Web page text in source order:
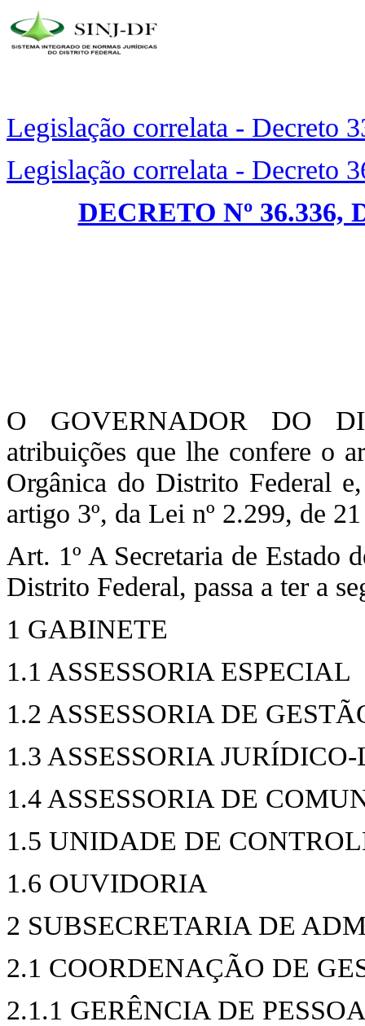
Legislação correlata - Decreto
Legislação correlata - Decreto
DECRETO Nº 36.336,
O GOVERNADOR DO
atribuições que lhe confere o
Orgânica do Distrito Federal
artigo 3º, da Lei nº 2.299, de
Art. 1º A Secretaria de Estado
Distrito Federal, passa a ter a
1 GABINETE
1.1 ASSESSORIA ESPECIAL
1.2 ASSESSORIA DE
1.3 ASSESSORIA
1.4 ASSESSORIA DE
1.5 UNIDADE DE
1.6 OUVIDORIA
2 SUBSECRETARIA DE
2.1 COORDENAÇÃO DE
2.1.1 GERÊNCIA DE